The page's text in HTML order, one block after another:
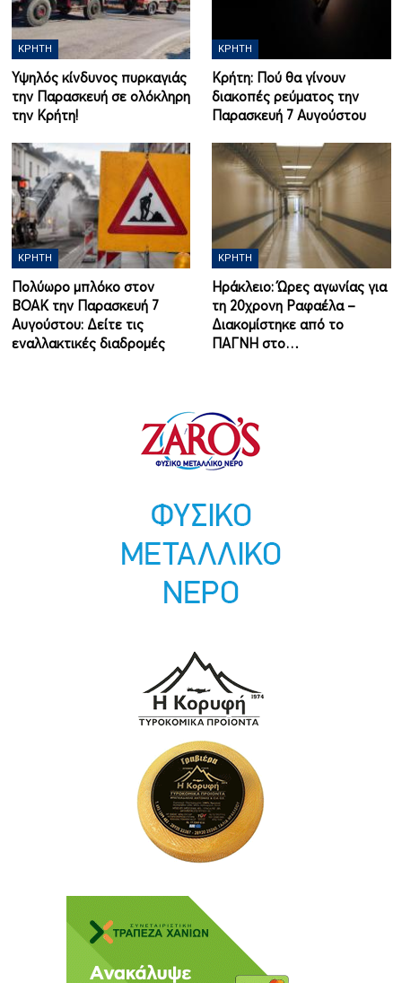
ΚΡΉΤΗ
Υψηλός κίνδυνος πυρκαγιάς
την Παρασκευή σε ολόκληρη
την Κρήτη!
ΚΡΉΤΗ
Κρήτη: Πού θα γίνουν
διακοπές ρεύματος την
Παρασκευή 7 Αυγούστου
ΚΡΉΤΗ
Πολύωρο μπλόκο στον
ΒΟΑΚ την Παρασκευή 7
Αυγούστου: Δείτε τις
εναλλακτικές διαδρομές
ΚΡΉΤΗ
Ηράκλειο: Ώρες αγωνίας για
τη 20χρονη Ραφαέλα –
Διακομίστηκε από το
ΠΑΓΝΗ στο…